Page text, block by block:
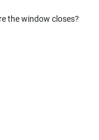
the window closes?